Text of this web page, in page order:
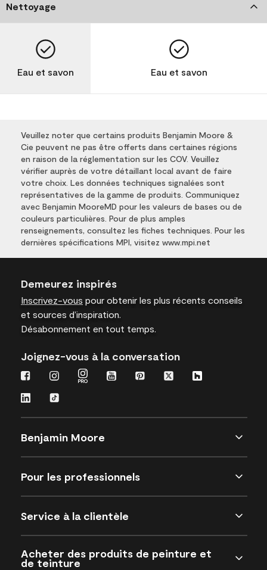
Nettoyage
Eau et savon Eau et savon
Veuillez noter que certains produits Benjamin Moore &
Cie peuvent ne pas être offerts dans certaines régions
en raison de la réglementation sur les COV. Veuillez
vérifier auprès de votre détaillant local avant de faire
votre choix. Les données techniques signalées sont
représentatives de la gamme de produits. Communiquez
avec Benjamin MooreMD pour les valeurs de bases ou de
couleurs particulières. Pour de plus amples
renseignements, consultez les fiches techniques. Pour les
dernières spécifications MPI, visitez www.mpi.net
Demeurez inspirés
Inscrivez-vous pour obtenir les plus récents conseils
et sources d’inspiration.
Désabonnement en tout temps.
Joignez-vous à la conversation
Benjamin Moore
Pour les professionnels
Service à la clientèle
Acheter des produits de peinture et
de teinture